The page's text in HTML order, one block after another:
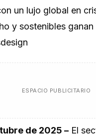
un lujo global en
y sostenibles ganan
ESPACIO PUBLICITARIO
de 2025 – El